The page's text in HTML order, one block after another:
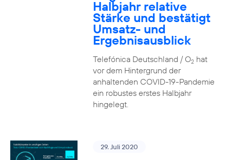
Halbjahr relative
Stärke und bestätigt
Umsatz- und
Ergebnisausblick
Telefónica Deutschland / O2hat
vor dem Hintergrund der
anhaltenden COVID-19-Pandemie
ein robustes erstes Halbjahr
hingelegt.
29. Juli 2020